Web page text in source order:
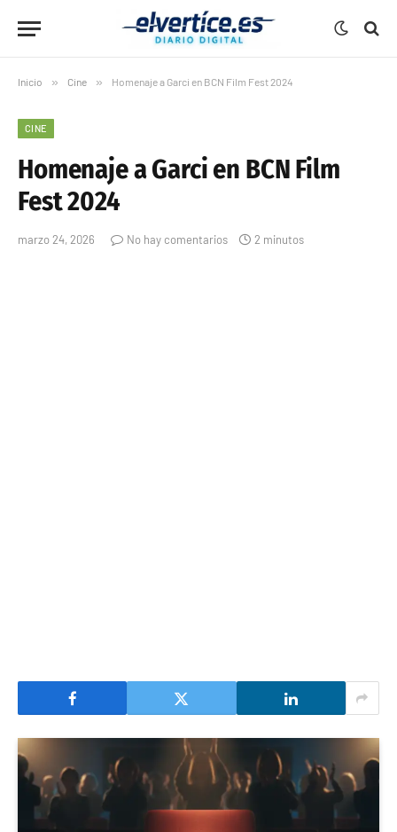
Inicio » Cine » Homenaje a Garci en BCN Film Fest 2024
CINE
Homenaje a Garci en BCN Film
Fest 2024
marzo 24, 2026 No hay comentarios 2 minutos